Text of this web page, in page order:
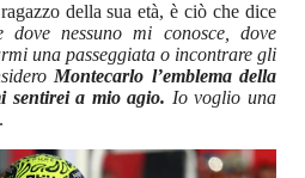
della sua età, è ciò che dice
dove nessuno mi conosce, dove
una passeggiata o incontrare gli
Montecarlo l’emblema della
sentirei a mio agio. Io voglio una